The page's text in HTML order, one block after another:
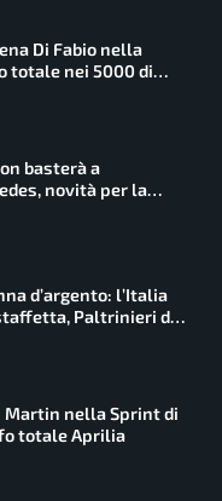
Di Fabio nella
totale nei 5000 di
basterà a
novità per la
d’argento: l’Italia
Paltrinieri da
Martin nella Sprint di
totale Aprilia